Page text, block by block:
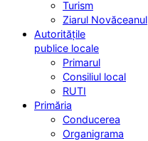
Turism
Ziarul Novăceanul
Autoritățile
publice locale
Primarul
Consiliul local
RUTI
Primăria
Conducerea
Organigrama